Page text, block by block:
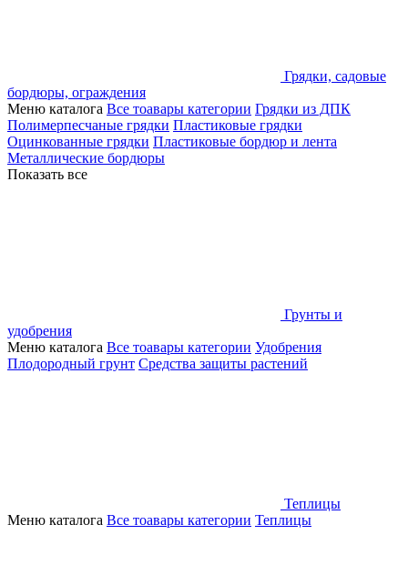
Грядки, садовые
бордюры, ограждения
Меню каталога Все тоавары категории Грядки из ДПК
Полимерпесчаные грядки Пластиковые грядки
Оцинкованные грядки Пластиковые бордюр и лента
Металлические бордюры
Показать все
Грунты и
удобрения
Меню каталога Все тоавары категории Удобрения
Плодородный грунт Средства защиты растений
Теплицы
Меню каталога Все тоавары категории Теплицы